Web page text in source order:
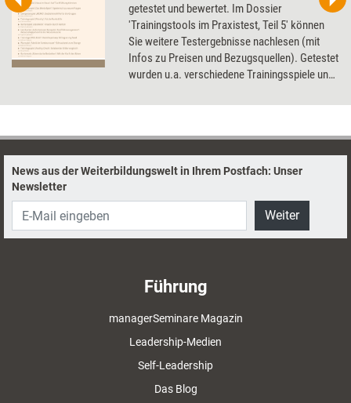
getestet und bewertet. Im Dossier
'Trainingstools im Praxistest, Teil 5' können
Sie weitere Testergebnisse nachlesen (mit
Infos zu Preisen und Bezugsquellen). Getestet
wurden u.a. verschiedene Trainingsspiele und
Präsentationstool.
News aus der Weiterbildungswelt in Ihrem Postfach: Unser
Newsletter
Weiter
Führung
managerSeminare Magazin
Leadership-Medien
Self-Leadership
Das Blog